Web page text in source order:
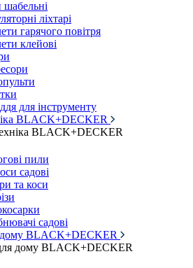
ліхтарі
гарячого повітря
клейові
для інструменту
BLACK+DECKER
BLACK+DECKER
пили
садові
та коси
садові
дому BLACK+DECKER
дому BLACK+DECKER